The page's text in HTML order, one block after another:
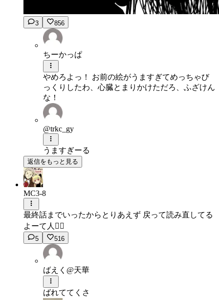
3 856
ちーかっぱ
やめろよっ！ お前の絵がうますぎてめっちゃび
っくりしたわ、心臓とまりかけただろ、ふざけん
な！
@trkc_gy
うますぎーる
返信をもっと見る
MC3-8
最終話までいったからとりあえず 戻って読み直してる
よーて人🙋‍♂️
5 516
ばえく@天華
ばれててくさ